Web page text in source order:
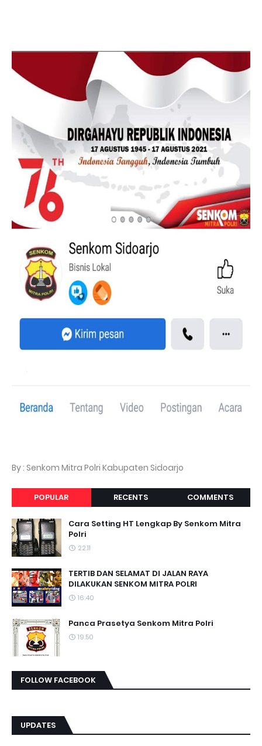
By : Senkom Mitra Polri Kabupaten Sidoarjo
POPULAR RECENTS COMMENTS
Cara Setting HT Lengkap By Senkom Mitra
Polri
22.11
TERTIB DAN SELAMAT DI JALAN RAYA
DILAKUKAN SENKOM MITRA POLRI
16.40
Panca Prasetya Senkom Mitra Polri
19.50
FOLLOW FACEBOOK
UPDATES